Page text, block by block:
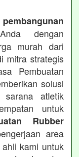
pembangunan
dengan
murah dari
mitra strategis
Pembuatan
solusi
sarana atletik
untuk
Rubber
area
kami untuk